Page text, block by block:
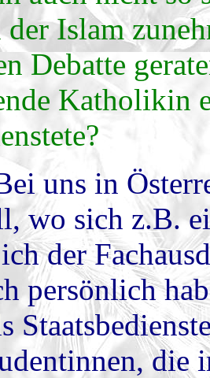
der Islam
Debatte
Katholikin
uns in
wo sich z.B.
der
persönlich
die